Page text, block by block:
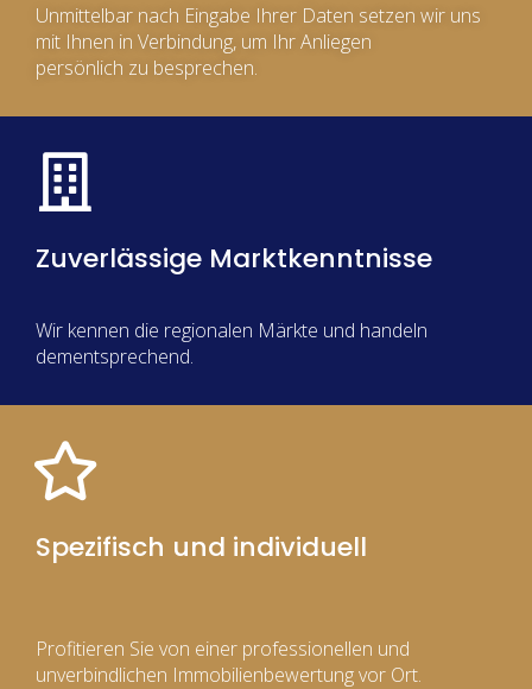
Unmittelbar nach Eingabe Ihrer Daten setzen wir uns
mit Ihnen in Verbindung, um Ihr Anliegen
persönlich zu besprechen.
Zuverlässige Marktkenntnisse
Wir kennen die regionalen Märkte und handeln
dementsprechend.
Spezifisch und individuell
Profitieren Sie von einer professionellen und
unverbindlichen Immobilienbewertung vor Ort.